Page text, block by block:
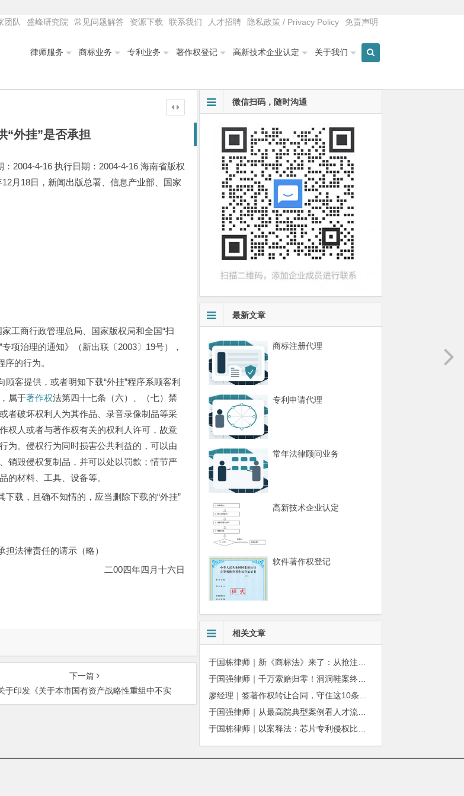
团队
盛峰研究院 常见问题解答 资源下载 联系我们 人才招聘 隐私政策 / Privacy Policy 免责声明
律师服务 商标业务 专利业务 著作权登记 高新技术企业认定 关于我们
“外挂”是否承担
2004-4-16 执行日期：2004-4-16 海南省版权
月18日，新闻出版总署、信息产业部、国家
商行政管理总局、国家版权局和全国“扫
项治理的通知》（新出联〔2003〕19号），
序的行为。
提供，或者明知下载“外挂”程序系顾客利
属于著作权法第四十七条（六）、（七）禁
者破坏权利人为其作品、录音录像制品等采
权人或者与著作权有关的权利人许可，故意
为。侵权行为同时损害公共利益的，可以由
销毁侵权复制品，并可以处以罚款；情节严
的材料、工具、设备等。
，且确不知情的，应当删除下载的“外挂”
法律责任的请示（略）
二00四年四月十六日
下一篇
于印发《关于本市国有资产战略性重组中不实
微信扫码，随时沟通
最新文章
商标注册代理
专利申请代理
常年法律顾问业务
高新技术企业认定
软件著作权登记
相关文章
于国强律师｜从最高院典型案例看人才流动过程中的商业秘密刑责风险